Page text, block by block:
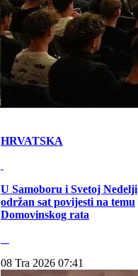
HRVATSKA
U Samoboru i Svetoj Nedelji
održan sat povijesti na temu
Domovinskog rata
08 Tra 2026 07:41